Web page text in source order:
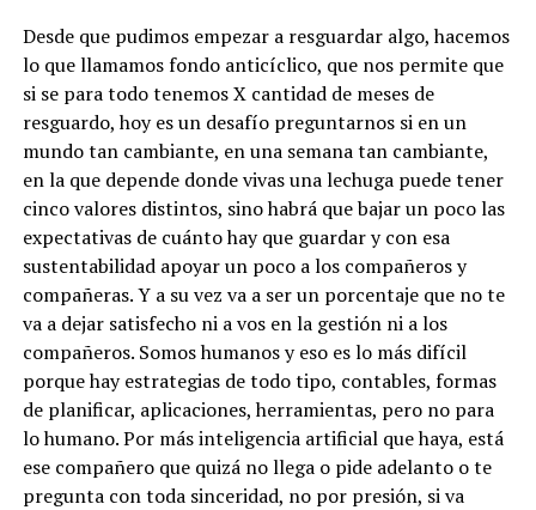
Desde que pudimos empezar a resguardar algo, hacemos
lo que llamamos fondo anticíclico, que nos permite que
si se para todo tenemos X cantidad de meses de
resguardo, hoy es un desafío preguntarnos si en un
mundo tan cambiante, en una semana tan cambiante,
en la que depende donde vivas una lechuga puede tener
cinco valores distintos, sino habrá que bajar un poco las
expectativas de cuánto hay que guardar y con esa
sustentabilidad apoyar un poco a los compañeros y
compañeras. Y a su vez va a ser un porcentaje que no te
va a dejar satisfecho ni a vos en la gestión ni a los
compañeros. Somos humanos y eso es lo más difícil
porque hay estrategias de todo tipo, contables, formas
de planificar, aplicaciones, herramientas, pero no para
lo humano. Por más inteligencia artificial que haya, está
ese compañero que quizá no llega o pide adelanto o te
pregunta con toda sinceridad, no por presión, si va